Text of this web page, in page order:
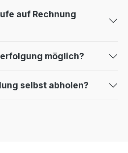
auf Rechnung
möglich?
selbst abholen?